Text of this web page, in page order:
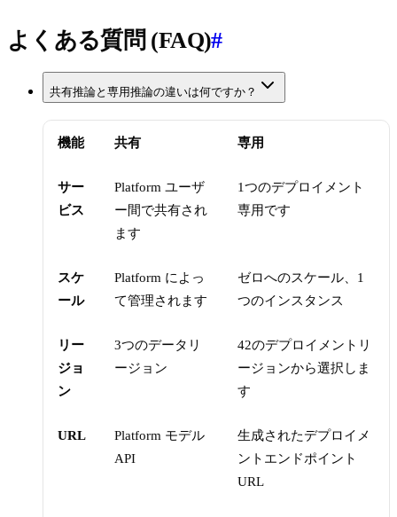
よくある質問 (FAQ)#
共有推論と専用推論の違いは何ですか？
機能 共有 専用
サー
ビス
Platform ユーザ
ー間で共有され
ます
1つのデプロイメント
専用です
スケ
ール
Platform によっ
て管理されます
ゼロへのスケール、1
つのインスタンス
リー
ジョ
ン
3つのデータリ
ージョン
42のデプロイメントリ
ージョンから選択しま
す
URL
Platform モデル
API
生成されたデプロイメ
ントエンドポイント
URL